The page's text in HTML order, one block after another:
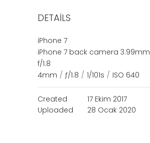
DETAILS
iPhone 7
iPhone 7 back camera 3.99mm
f/1.8
4mm / ƒ/1.8 / 1/101s / ISO 640
Created
17 Ekim 2017
Uploaded
28 Ocak 2020